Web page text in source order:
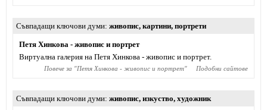
Съвпадащи ключови думи живопис, картини, портрети
Петя Хинкова - живопис и портрет
Виртуална галерия на Петя Хинкова - живопис и портрет.
Повече за "Петя Хинкова - живопис и портрет" Подобни сайтове
Съвпадащи ключови думи живопис, изкуство, художник